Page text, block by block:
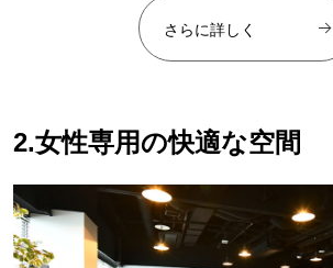
さらに詳しく
2.女性専用の快適な空間